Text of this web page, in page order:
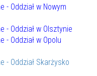
- Oddział w Nowym
- Oddział w Olsztynie
- Oddział w Opolu
- Oddział Skarżysko